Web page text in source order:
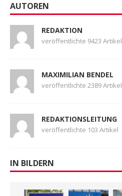
AUTOREN
REDAKTION
veröffentlichte 9423 Artikel
MAXIMILIAN BENDEL
veröffentlichte 2389 Artikel
REDAKTIONSLEITUNG
veröffentlichte 103 Artikel
IN BILDERN